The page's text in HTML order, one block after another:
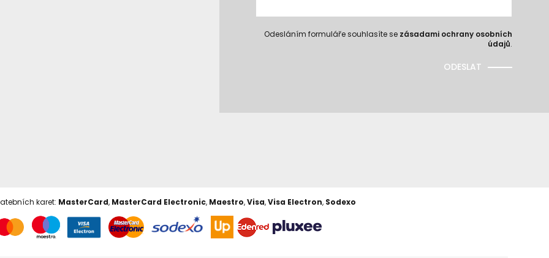
Odesláním formuláře souhlasíte se zásadami ochrany osobních
údajů.
ODESLAT
karet: MasterCard, MasterCard Electronic, Maestro,Visa,Visa Electron, Sodexo